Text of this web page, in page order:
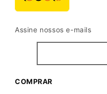
Assine nossos e-mails
COMPRAR